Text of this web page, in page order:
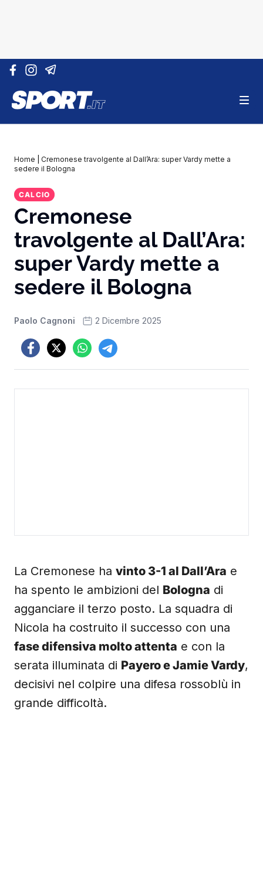
Vai al contenuto
Home
Cremonese travolgente al Dall’Ara: super Vardy mette a
sedere il Bologna
CALCIO
Cremonese
travolgente al Dall’Ara:
super Vardy mette a
sedere il Bologna
Paolo Cagnoni 2 Dicembre 2025
La Cremonese ha vinto 3-1 al Dall’Ara e
ha spento le ambizioni del Bologna di
agganciare il terzo posto. La squadra di
Nicola ha costruito il successo con una
fase difensiva molto attenta e con la
serata illuminata di Payero e Jamie Vardy,
decisivi nel colpire una difesa rossoblù in
grande difficoltà.